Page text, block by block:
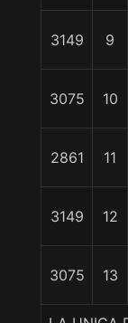
3149 9
3075 10
2861 11
3149 12
3075 13